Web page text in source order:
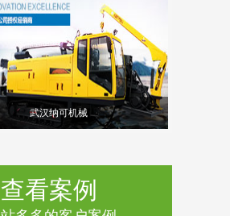
武汉纳可机械
查看案例